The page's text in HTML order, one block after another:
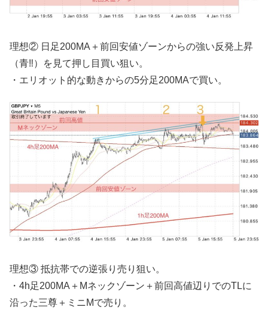
理想② 日足200MA＋前回安値ゾーンからの強い反発上昇
（青‼︎）を見て押し目買い狙い。
・エリオット的な動きからの5分足200MAで買い。
理想③ 抵抗帯での逆張り売り狙い。
・4h足200MA＋Mネックゾーン＋前回高値辺りでのTLに
沿った三尊＋ミニMで売り。